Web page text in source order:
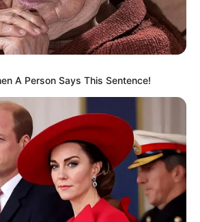
A Person Says This Sentence!